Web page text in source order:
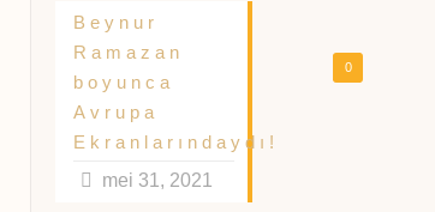
0
Beynur
Ramazan
boyunca
Avrupa
Ekranlarındaydı!
mei 31, 2021